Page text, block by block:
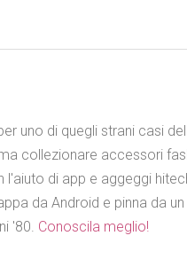
uno di quegli strani casi
collezionare accessori
di app e aggeggi
da Android e pinna da un
'80. Conoscila meglio!